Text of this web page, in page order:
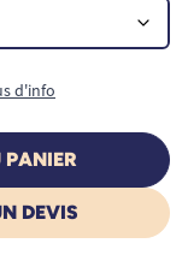
d'info
DEVIS